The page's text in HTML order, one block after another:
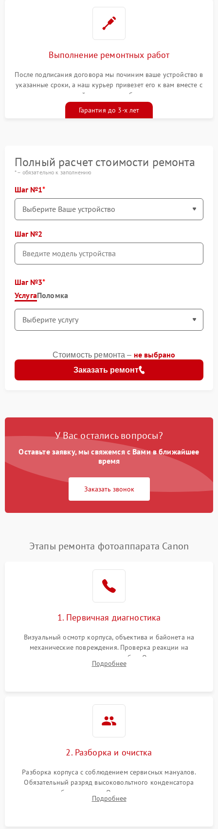
Выполнение ремонтных работ
После подписания договора мы починим ваше устройство в
указанные сроки, а наш курьер привезет его к вам вместе с
гарантийным талоном бесплатно
Гарантия до 3-х лет
Полный расчет стоимости ремонта
* – обязательно к заполнению
Шаг №1
Шаг №2
Шаг №3
УслугаПоломка
Заказать ремонт
Стоимость ремонта – не выбрано
У Вас остались вопросы?
Оставьте заявку, мы свяжемся с Вами в ближайшее
время
Заказать звонок
Этапы ремонта фотоаппарата Canon
1. Первичная диагностика
Визуальный осмотр корпуса, объектива и байонета на
механические повреждения. Проверка реакции на
включение, считывание кодов ошибок. Оценка состояния
матрицы и затвора, проверка работы автофокуса и вспышки.
Подробнее
2. Разборка и очистка
Разборка корпуса с соблюдением сервисных мануалов.
Обязательный разряд высоковольтного конденсатора
вспышки для безопасности. Очистка внутренних узлов от
пыли, песка и следов влаги с помощью спецсредств.
Подробнее